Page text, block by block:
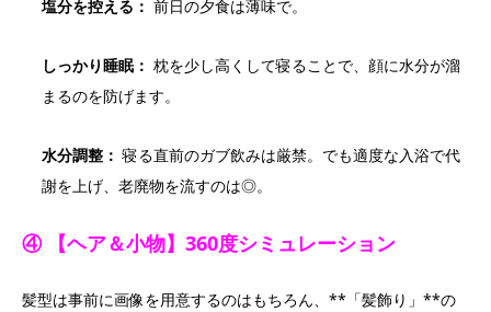
塩分を控える： 前日の夕食は薄味で。
しっかり睡眠： 枕を少し高くして寝ることで、顔に水分が溜
まるのを防げます。
水分調整： 寝る直前のガブ飲みは厳禁。でも適度な入浴で代
謝を上げ、老廃物を流すのは◎。
④ 【ヘア＆小物】360度シミュレーション
髪型は事前に画像を用意するのはもちろん、**「髪飾り」**の